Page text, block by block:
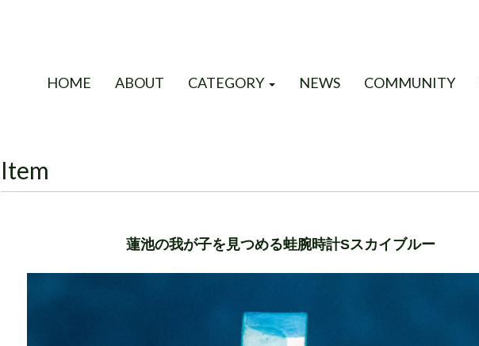
HOME ABOUT CATEGORY NEWS COMMUNITY
Item
蓮池の我が子を見つめる蛙腕時計Sスカイブルー